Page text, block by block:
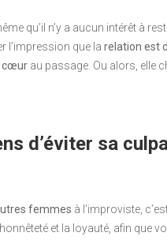
qu’il n’y a aucun intérêt à
l’impression que la relation est
cœur au passage. Ou alors, elle
d’éviter sa
femmes à l’improviste,
et la loyauté, afin que